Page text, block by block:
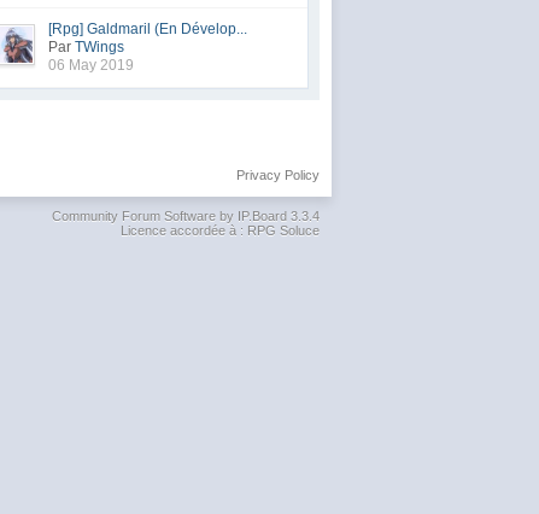
[Rpg] Galdmaril (En Dévelop...
Par TWings
06 May 2019
Privacy Policy
Community Forum Software by IP.Board 3.3.4
Licence accordée à : RPG Soluce